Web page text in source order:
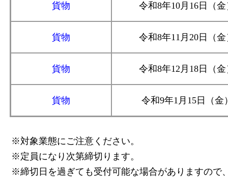
貨物 令和8年10月16日（金
貨物 令和8年11月20日（金
貨物 令和8年12月18日（金
貨物 令和9年1月15日（金
※対象業態にご注意ください。
※定員になり次第締切ります。
※締切日を過ぎても受付可能な場合がありますので